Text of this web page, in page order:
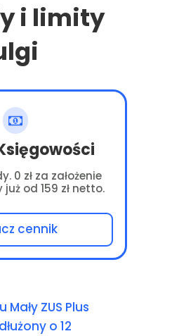
i limity
ZUS Plus
o 12
cennik
0 zł za założenie
od 159 zł netto.